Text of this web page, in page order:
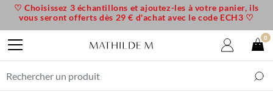
♡ Choisissez 3 échantillons et ajoutez-les à votre panier, ils
vous seront offerts dès 29 € d'achat avec le code ECH3 ♡
0